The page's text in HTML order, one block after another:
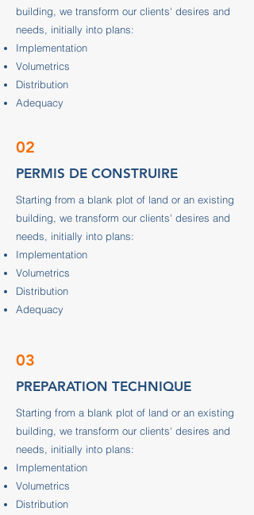
building, we transform our clients' desires and
needs, initially into plans:
Implementation
Volumetrics
Distribution
Adequacy
02
PERMIS DE CONSTRUIRE
Starting from a blank plot of land or an existing
building, we transform our clients' desires and
needs, initially into plans:
Implementation
Volumetrics
Distribution
Adequacy
03
PREPARATION TECHNIQUE
Starting from a blank plot of land or an existing
building, we transform our clients' desires and
needs, initially into plans:
Implementation
Volumetrics
Distribution